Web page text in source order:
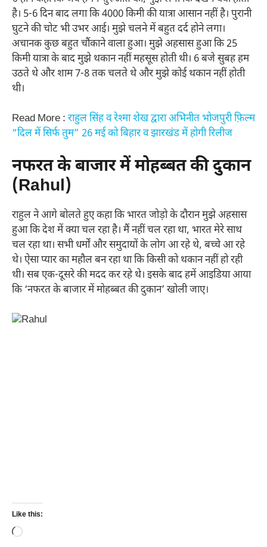
है। 5-6 दिन बाद लगा कि 4000 किमी की यात्रा आसान नहीं है। पुरानी
घुटने की चोट भी उभर आई। मुझे चलने में बहुत दर्द होने लगा।
अचानक कुछ बहुत चौंकाने वाला हुआ। मुझे अहसास हुआ कि 25
किमी यात्रा के बाद मुझे थकान नहीं महसूस होती थी। 6 बजे सुबह हम
उठते थे और शाम 7-8 तक चलते थे और मुझे कोई थकान नहीं होती
थी।
Read More : राहुल सिंह व रेश्मा शेख द्वारा अभिनीत भोजपुरी फ़िल्म
“दिल में सिर्फ तुम” 26 मई को बिहार व झारखंड में होगी रिलीज
नफरत के बाजार में मोहब्बत की दुकान
(Rahul)
राहुल ने आगे बोलते हुए कहा कि भारत जोड़ो के दौरान मुझे अहसास
हुआ कि देश में क्या चल रहा है। मैं नहीं चल रहा था, भारत मेरे साथ
चल रहा था। सभी धर्मों और समुदायों के लोग आ रहे थे, बच्चे आ रहे
थे। ऐसा प्यार का महौल बन रहा था कि किसी को थकान नहीं हो रही
थी। सब एक-दूसरे की मदद कर रहे थे। इसके बाद हमें आइडिया आया
कि ‘नफरत के बाजार में मोहब्बत की दुकान’ खोली जाए।
Like this:
Loading…